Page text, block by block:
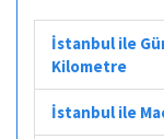
İstanbul ile
Kilometre
İstanbul ile